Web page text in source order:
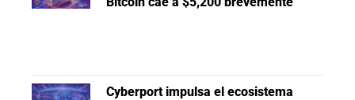
Cyberport impulsa el ecosistema